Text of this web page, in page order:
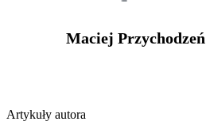
Maciej Przychodzeń
Artykuły autora